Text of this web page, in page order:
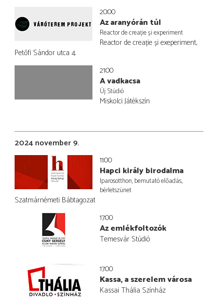
20:00
Az aranyórán túl
Reactor de creație și experiment
Reactor de creație și exeperiment,
Petőfi Sándor utca 4.
21:00
A vadkacsa
Új Stúdió
Miskolci Játékszín
2024 november 9.
11:00
Hapci király birodalma
Iparosotthon, bemutató előadás,
bérletszünet
Szatmárnémeti Bábtagozat
17:00
Az emlékfoltozók
Temesvár Stúdió
17:00
Kassa, a szerelem városa
Kassai Thália Színház